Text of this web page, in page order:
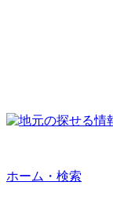
ホーム・検索